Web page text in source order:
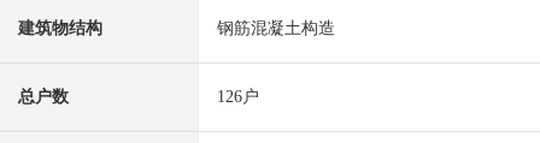
建筑物结构 钢筋混凝土构造
总户数 126户